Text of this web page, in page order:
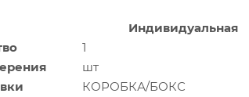
Индивидуальная
1
шт
КОРОБКА/БОКС